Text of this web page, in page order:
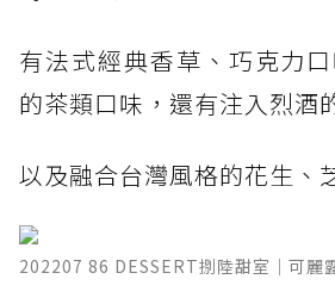
有法式經典香草、巧克力
的茶類口味，還有注入烈酒
以及融合台灣風格的花生、
202207 86 DESSERT捌陸甜室｜可麗